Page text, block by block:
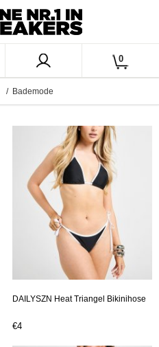
0
/ Bademode
DAILYSZN Heat Triangel Bikinihose
€4